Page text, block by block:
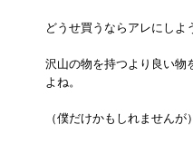
どうせ買うならアレにしよ
沢山の物を持つより良い物
よね。
（僕だけかもしれませんが）